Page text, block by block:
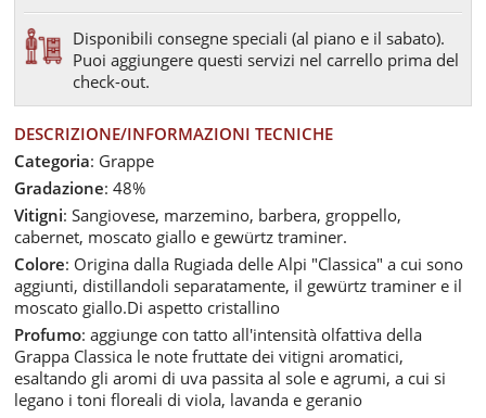
Disponibili consegne speciali (al piano e il sabato).
Puoi aggiungere questi servizi nel carrello prima del
check-out.
DESCRIZIONE/INFORMAZIONI TECNICHE
Categoria: Grappe
Gradazione: 48%
Vitigni: Sangiovese, marzemino, barbera, groppello,
cabernet, moscato giallo e gewürtz traminer.
Colore: Origina dalla Rugiada delle Alpi "Classica" a cui sono
aggiunti, distillandoli separatamente, il gewürtz traminer e il
moscato giallo.Di aspetto cristallino
Profumo: aggiunge con tatto all'intensità olfattiva della
Grappa Classica le note fruttate dei vitigni aromatici,
esaltando gli aromi di uva passita al sole e agrumi, a cui si
legano i toni floreali di viola, lavanda e geranio